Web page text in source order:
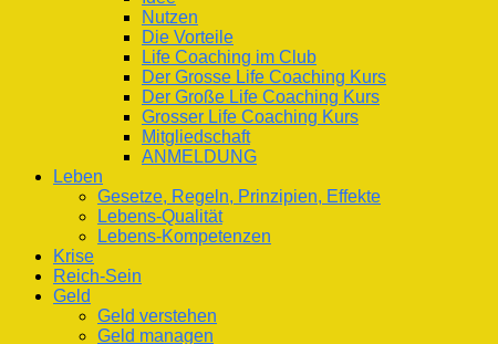
Nutzen
Die Vorteile
Life Coaching im Club
Der Grosse Life Coaching Kurs
Der Große Life Coaching Kurs
Grosser Life Coaching Kurs
Mitgliedschaft
ANMELDUNG
Leben
Gesetze, Regeln, Prinzipien, Effekte
Lebens-Qualität
Lebens-Kompetenzen
Krise
Reich-Sein
Geld
Geld verstehen
Geld managen